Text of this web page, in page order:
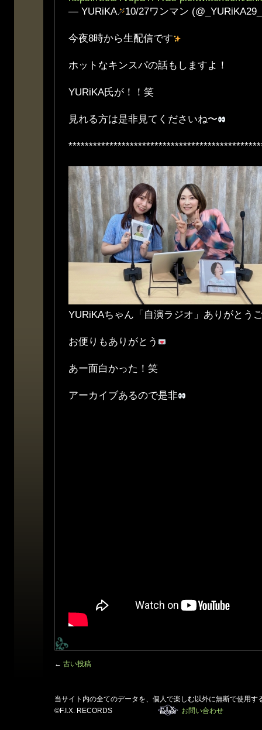
— YURiKA
10/27ワンマン
今夜8時から生配信です
ホットなキンスパの話もしますよ！
YURiKA氏が！！笑
見れる方は是非見てくださいね〜
YURiKAちゃん「自演ラジオ」ありがとう
お便りもありがとう
あー面白かった！笑
アーカイブあるので是非
← 古い投稿
当サイト内の全てのデータを、個人で楽しむ以外に無断で使用す
©F.I.X. RECORDS
お問い合わせ